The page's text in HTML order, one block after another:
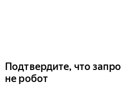
Подтвердите, что
не робот